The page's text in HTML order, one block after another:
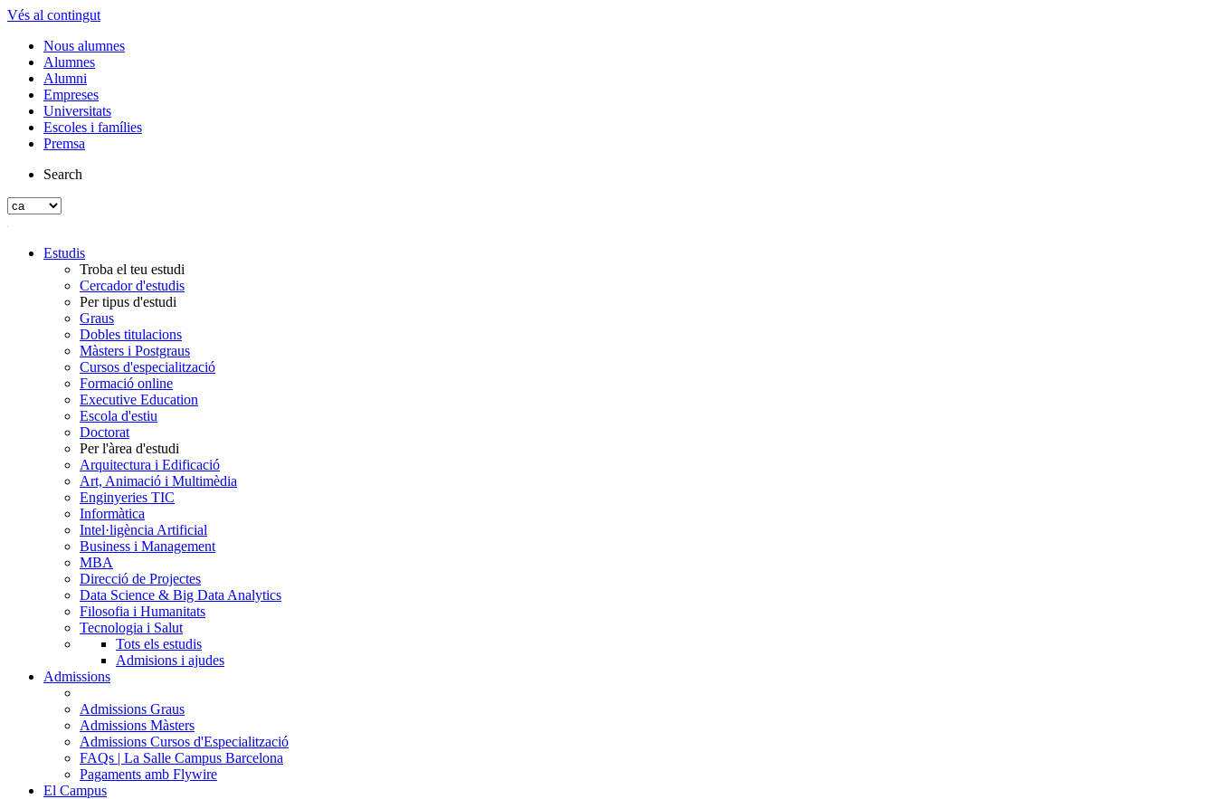
Vés al contingut
Nous alumnes
Alumnes
Alumni
Empreses
Universitats
Escoles i famílies
Premsa
Search
Estudis
Troba el teu estudi
Cercador d'estudis
Per tipus d'estudi
Graus
Dobles titulacions
Màsters i Postgraus
Cursos d'especialització
Formació online
Executive Education
Escola d'estiu
Doctorat
Per l'àrea d'estudi
Arquitectura i Edificació
Art, Animació i Multimèdia
Enginyeries TIC
Informàtica
Intel·ligència Artificial
Business i Management
MBA
Direcció de Projectes
Data Science & Big Data Analytics
Filosofia i Humanitats
Tecnologia i Salut
Tots els estudis
Admisions i ajudes
Admissions
Admissions Graus
Admissions Màsters
Admissions Cursos d'Especialització
FAQs | La Salle Campus Barcelona
Pagaments amb Flywire
El Campus